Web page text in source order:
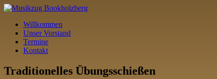
Willkommen
Unser Vorstand
Termine
Kontakt
Traditionelles Übungsschießen